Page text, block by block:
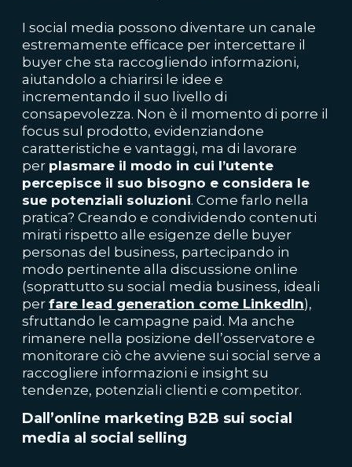
I social media possono diventare un canale
estremamente efficace per intercettare il
buyer che sta raccogliendo informazioni,
aiutandolo a chiarirsi le idee e
incrementando il suo livello di
consapevolezza. Non è il momento di porre il
focus sul prodotto, evidenziandone
caratteristiche e vantaggi, ma di lavorare
per plasmare il modo in cui l’utente
percepisce il suo bisogno e considera le
sue potenziali soluzioni. Come farlo nella
pratica? Creando e condividendo contenuti
mirati rispetto alle esigenze delle buyer
personas del business, partecipando in
modo pertinente alla discussione online
(soprattutto su social media business, ideali
per fare lead generation come LinkedIn),
sfruttando le campagne paid. Ma anche
rimanere nella posizione dell’osservatore e
monitorare ciò che avviene sui social serve a
raccogliere informazioni e insight su
tendenze, potenziali clienti e competitor.
Dall’online marketing B2B sui social
media al social selling